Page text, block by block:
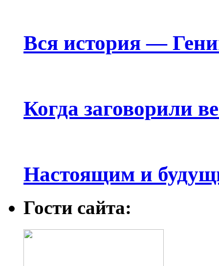
Вся история —
Когда заговорили
Настоящим и
Гости сайта: